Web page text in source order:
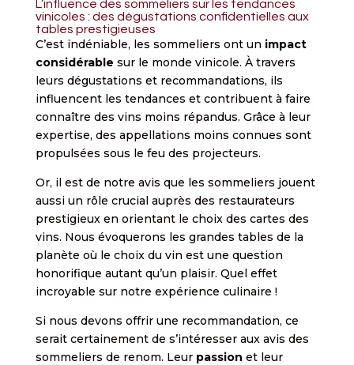
L’influence des sommeliers sur les tendances
vinicoles : des dégustations confidentielles aux
tables prestigieuses
C’est indéniable, les sommeliers ont un impact
considérable sur le monde vinicole. À travers
leurs dégustations et recommandations, ils
influencent les tendances et contribuent à faire
connaître des vins moins répandus. Grâce à leur
expertise, des appellations moins connues sont
propulsées sous le feu des projecteurs.
Or, il est de notre avis que les sommeliers jouent
aussi un rôle crucial auprès des restaurateurs
prestigieux en orientant le choix des cartes des
vins. Nous évoquerons les grandes tables de la
planète où le choix du vin est une question
honorifique autant qu’un plaisir. Quel effet
incroyable sur notre expérience culinaire !
Si nous devons offrir une recommandation, ce
serait certainement de s’intéresser aux avis des
sommeliers de renom. Leur passion et leur